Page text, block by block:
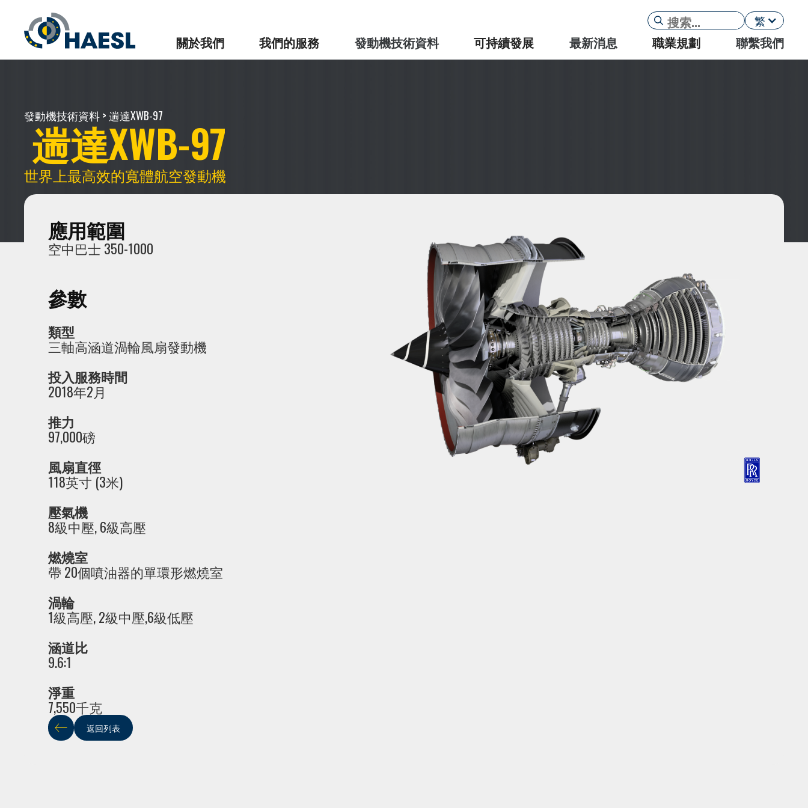
繁
關於我們 我們的服務 發動機技術資料 可持續發展 最新消息 職業規劃 聯繫我們
發動機技術資料> 遄達XWB-97
遄達XWB-97
世界上最高效的寬體航空發動機
應用範圍
空中巴士 350-1000
參數
類型
三軸高涵道渦輪風扇發動機
投入服務時間
2018年2月
推力
97,000磅
風扇直徑
118英寸 (3米)
壓氣機
8級中壓, 6級高壓
燃燒室
帶 20個噴油器的單環形燃燒室
渦輪
1級高壓, 2級中壓,6級低壓
涵道比
9.6:1
淨重
7,550千克
返回列表